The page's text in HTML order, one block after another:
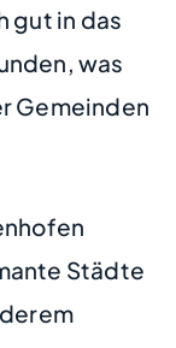
gut in das
was
Gemeinden
Städte